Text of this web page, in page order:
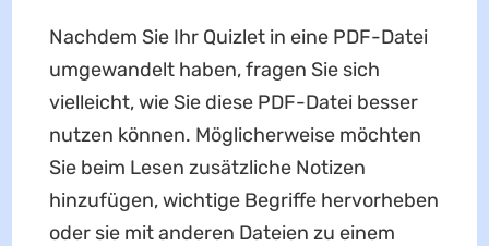
Nachdem Sie Ihr Quizlet in eine PDF-Datei
umgewandelt haben, fragen Sie sich
vielleicht, wie Sie diese PDF-Datei besser
nutzen können. Möglicherweise möchten
Sie beim Lesen zusätzliche Notizen
hinzufügen, wichtige Begriffe hervorheben
oder sie mit anderen Dateien zu einem